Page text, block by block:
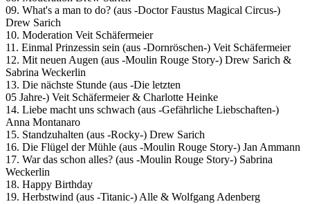
09. What's a man to do? (aus -Doctor Faustus Magical Circus-)
Drew Sarich
10. Moderation Veit Schäfermeier
11. Einmal Prinzessin sein (aus -Dornröschen-) Veit Schäfermeier
12. Mit neuen Augen (aus -Moulin Rouge Story-) Drew Sarich &
Sabrina Weckerlin
13. Die nächste Stunde (aus -Die letzten
05 Jahre-) Veit Schäfermeier & Charlotte Heinke
14. Liebe macht uns schwach (aus -Gefährliche Liebschaften-)
Anna Montanaro
15. Standzuhalten (aus -Rocky-) Drew Sarich
16. Die Flügel der Mühle (aus -Moulin Rouge Story-) Jan Ammann
17. War das schon alles? (aus -Moulin Rouge Story-) Sabrina
Weckerlin
18. Happy Birthday
19. Herbstwind (aus -Titanic-) Alle & Wolfgang Adenberg